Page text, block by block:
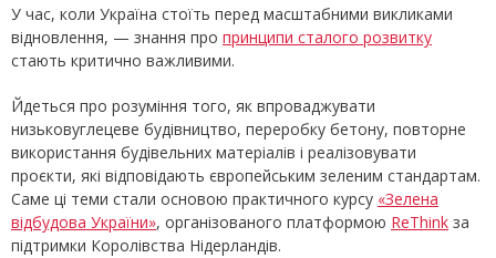
У час, коли Україна стоїть перед масштабними викликами
відновлення, — знання про принципи сталого розвитку
стають критично важливими.
Йдеться про розуміння того, як впроваджувати
низьковуглецеве будівництво, переробку бетону, повторне
використання будівельних матеріалів і реалізовувати
проєкти, які відповідають європейським зеленим стандартам.
Саме ці теми стали основою практичного курсу «Зелена
відбудова України», організованого платформою ReThink за
підтримки Королівства Нідерландів.